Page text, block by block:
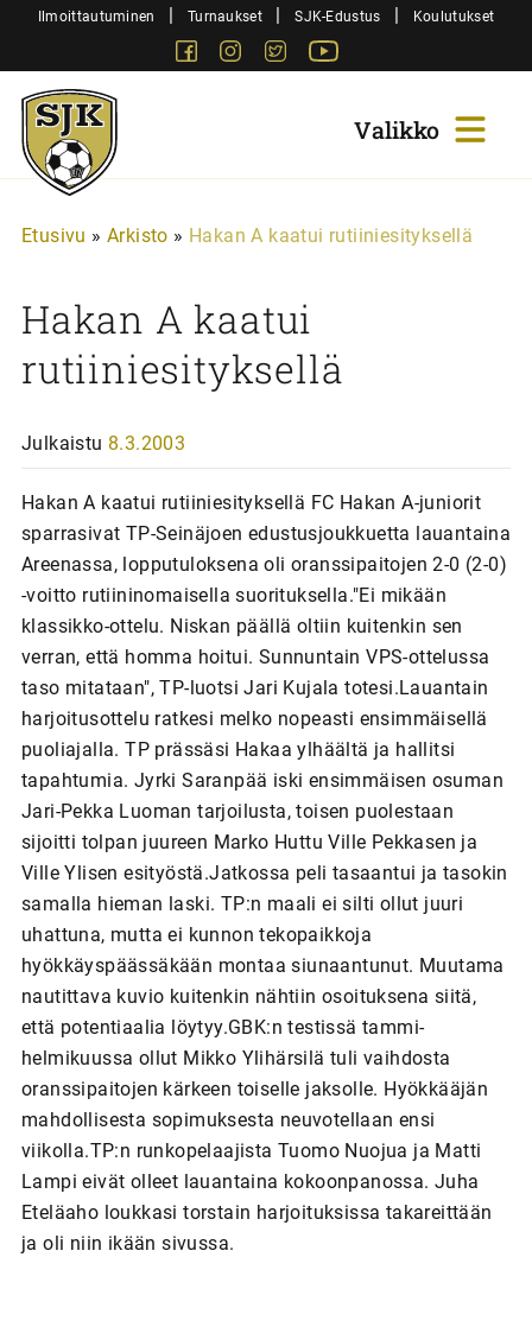
SiirryIlmoittautuminen | Turnaukset | SJK-Edustus | Koulutukset
FacebookInstagram
Twitter
Sjk-
Juniorit
Etusivu » Arkisto » Hakan A kaatui rutiiniesityksellä
Hakan A kaatui
rutiiniesityksellä
Julkaistu 8.3.2003
Hakan A kaatui rutiiniesityksellä FC Hakan A-juniorit
sparrasivat TP-Seinäjoen edustusjoukkuetta lauantaina
Areenassa, lopputuloksena oli oranssipaitojen 2-0 (2-0)
-voitto rutiininomaisella suorituksella."Ei mikään
klassikko-ottelu. Niskan päällä oltiin kuitenkin sen
verran, että homma hoitui. Sunnuntain VPS-ottelussa
taso mitataan", TP-luotsi Jari Kujala totesi.Lauantain
harjoitusottelu ratkesi melko nopeasti ensimmäisellä
puoliajalla. TP prässäsi Hakaa ylhäältä ja hallitsi
tapahtumia. Jyrki Saranpää iski ensimmäisen osuman
Jari-Pekka Luoman tarjoilusta, toisen puolestaan
sijoitti tolpan juureen Marko Huttu Ville Pekkasen ja
Ville Ylisen esityöstä.Jatkossa peli tasaantui ja tasokin
samalla hieman laski. TP:n maali ei silti ollut juuri
uhattuna, mutta ei kunnon tekopaikkoja
hyökkäyspäässäkään montaa siunaantunut. Muutama
nautittava kuvio kuitenkin nähtiin osoituksena siitä,
että potentiaalia löytyy.GBK:n testissä tammi-
helmikuussa ollut Mikko Ylihärsilä tuli vaihdosta
oranssipaitojen kärkeen toiselle jaksolle. Hyökkääjän
mahdollisesta sopimuksesta neuvotellaan ensi
viikolla.TP:n runkopelaajista Tuomo Nuojua ja Matti
Lampi eivät olleet lauantaina kokoonpanossa. Juha
Eteläaho loukkasi torstain harjoituksissa takareittään
ja oli niin ikään sivussa.